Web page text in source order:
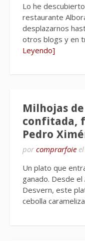
Lo he
restaurante
desplazarnos
otros blogs y en
Leyendo]
Milhojas
confitada,
Pedro
por comprarfoie el
Un plato que
ganado. Desde
Desvern, este
cebolla